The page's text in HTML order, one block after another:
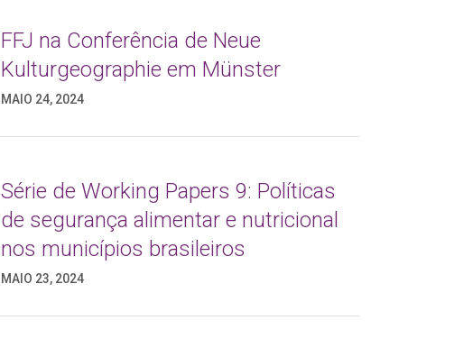
FFJ na Conferência de Neue
Kulturgeographie em Münster
MAIO 24, 2024
Série de Working Papers 9: Políticas
de segurança alimentar e nutricional
nos municípios brasileiros
MAIO 23, 2024